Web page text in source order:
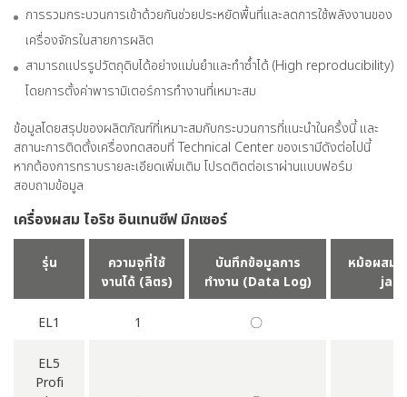
การรวมกระบวนการเข้าด้วยกันช่วยประหยัดพื้นที่และลดการใช้พลังงานของ
เครื่องจักรในสายการผลิต
สามารถแปรรูปวัตถุดิบได้อย่างแม่นยำและทำซ้ำได้ (High reproducibility)
โดยการตั้งค่าพารามิเตอร์การทำงานที่เหมาะสม
ข้อมูลโดยสรุปของผลิตภัณฑ์ที่เหมาะสมกับกระบวนการที่แนะนำในครั้งนี้ และ
สถานะการติดตั้งเครื่องทดสอบที่ Technical Center ของเรามีดังต่อไปนี้
หากต้องการทราบรายละเอียดเพิ่มเติม โปรดติดต่อเราผ่านแบบฟอร์ม
สอบถามข้อมูล
เครื่องผสม ไอริช อินเทนซีฟ มิกเซอร์
รุ่น
ความจุที่ใช้
งานได้ (ลิตร)
บันทึกข้อมูลการ
ทำงาน (Data Log)
หม้อผสม
EL1 1 〇
EL5
Profi